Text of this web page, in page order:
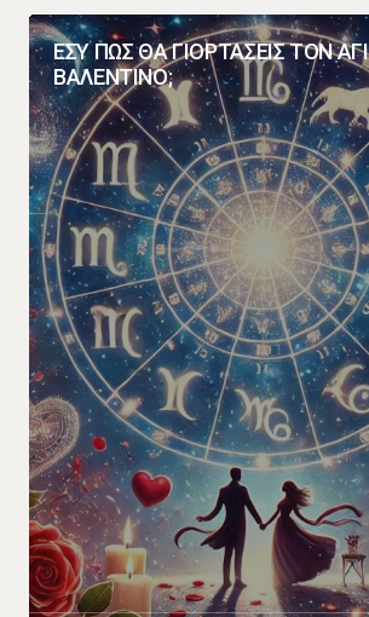
ΕΣΥ ΠΩΣ ΘΑ ΓΙΟΡΤΑΣΕΙΣ ΤΟΝ
ΒΑΛΕΝΤΙΝΟ;